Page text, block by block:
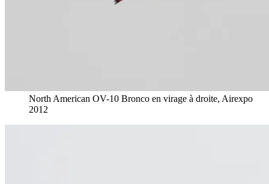
North American OV-10 Bronco en virage à droite, Airexpo
2012